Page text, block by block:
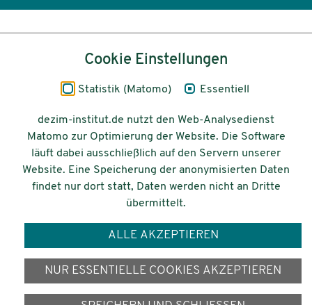
Impressum
Datenschutz
Barrierefreiheit
© 2026 Deutsches Zentrum für
Integrations-
und Migrationsforschung DeZIM e.V.
Cookie Einstellungen
Statistik (Matomo) Essentiell
dezim-institut.de nutzt den Web-Analysedienst
Matomo zur Optimierung der Website. Die Software
läuft dabei ausschließlich auf den Servern unserer
Website. Eine Speicherung der anonymisierten Daten
findet nur dort statt, Daten werden nicht an Dritte
übermittelt.
ALLE AKZEPTIEREN
NUR ESSENTIELLE COOKIES AKZEPTIEREN